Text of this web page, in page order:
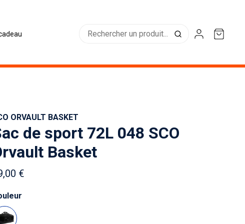
ORVAULT BASKET
de sport 72L 048 SCO
Basket
€